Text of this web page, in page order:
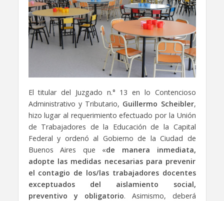
El titular del Juzgado n.° 13 en lo Contencioso
Administrativo y Tributario, Guillermo Scheibler,
hizo lugar al requerimiento efectuado por la Unión
de Trabajadores de la Educación de la Capital
Federal y ordenó al Gobierno de la Ciudad de
Buenos Aires que «de manera inmediata,
adopte las medidas necesarias para prevenir
el contagio de los/las trabajadores docentes
exceptuados del aislamiento social,
preventivo y obligatorio. Asimismo, deberá